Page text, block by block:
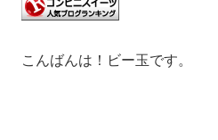
こんばんは！ビー玉です。